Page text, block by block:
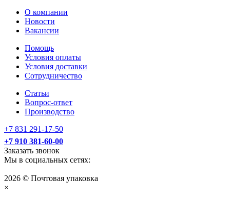
О компании
Новости
Вакансии
Помощь
Условия оплаты
Условия доставки
Сотрудничество
Статьи
Вопрос-ответ
Производство
+7 831 291-17-50
+7 910 381-60-00
Заказать звонок
Мы в социальных сетях:
2026 © Почтовая упаковка
×